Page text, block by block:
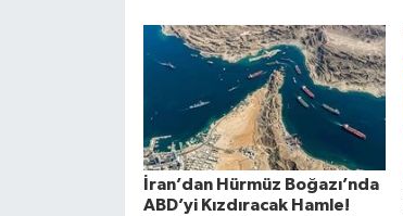
İran’dan Hürmüz Boğazı’nda
ABD’yi Kızdıracak Hamle!